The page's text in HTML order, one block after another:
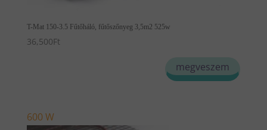
T-Mat 150-3.5 Fűtőháló, fűtőszőnyeg 3,5m2 525w
36,500Ft
megveszem
600 W